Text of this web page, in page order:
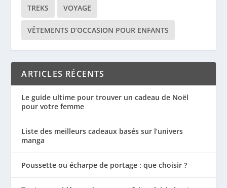
TREKS VOYAGE
VÊTEMENTS D’OCCASION POUR ENFANTS
ARTICLES RÉCENTS
Le guide ultime pour trouver un cadeau de Noël
pour votre femme
Liste des meilleurs cadeaux basés sur l’univers
manga
Poussette ou écharpe de portage : que choisir ?